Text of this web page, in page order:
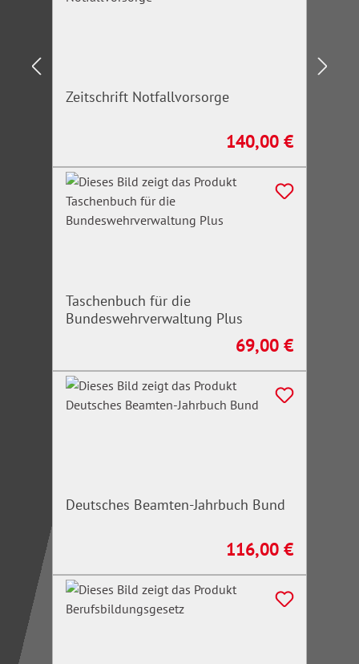
Zeitschrift Notfallvorsorge
Regulärer Preis:
140,00 €
Taschenbuch für die
Bundeswehrverwaltung Plus
Regulärer Preis:
69,00 €
Deutsches Beamten-Jahrbuch Bund
Regulärer Preis:
116,00 €